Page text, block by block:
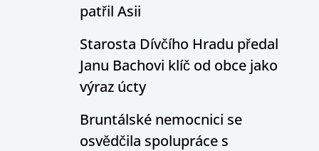
patřil Asii
Starosta Dívčího Hradu předal
Janu Bachovi klíč od obce jako
výraz úcty
Bruntálské nemocnici se
osvědčila spolupráce s